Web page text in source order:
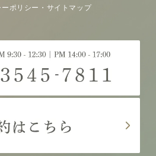
ーポリシー・サイトマップ